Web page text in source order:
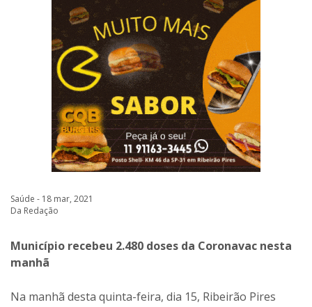
Saúde - 18 mar, 2021
Da Redação
Município recebeu 2.480 doses da Coronavac nesta
manhã
Na manhã desta quinta-feira, dia 15, Ribeirão Pires